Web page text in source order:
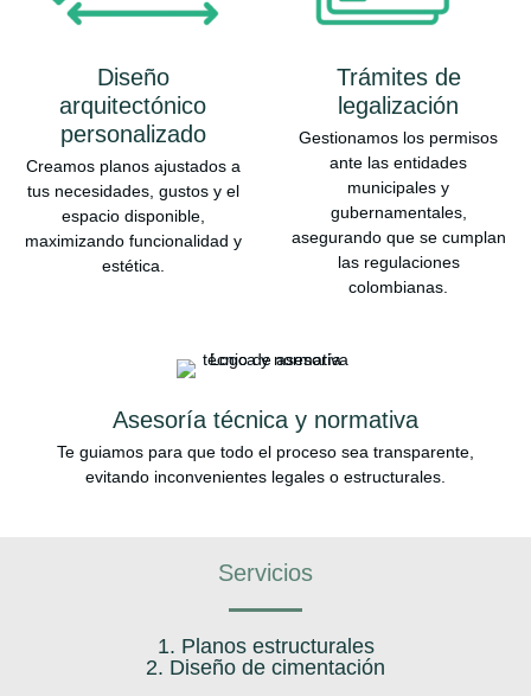
Diseño
arquitectónico
personalizado
Creamos planos ajustados a
tus necesidades, gustos y el
espacio disponible,
maximizando funcionalidad y
estética.
Trámites de
legalización
Gestionamos los permisos
ante las entidades
municipales y
gubernamentales,
asegurando que se cumplan
las regulaciones
colombianas.
Asesoría técnica y normativa
Te guiamos para que todo el proceso sea transparente,
evitando inconvenientes legales o estructurales.
Servicios
1. Planos estructurales
2. Diseño de cimentación